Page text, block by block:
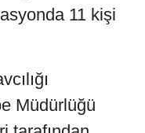
11 kişi
Müdürlüğü